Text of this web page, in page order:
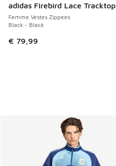
adidas Firebird Lace Tracktop
Femme Vestes Zippees
Black - Black
€ 79,99